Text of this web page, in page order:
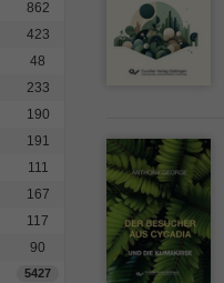
862
423
48
233
190
191
111
167
117
90
5427